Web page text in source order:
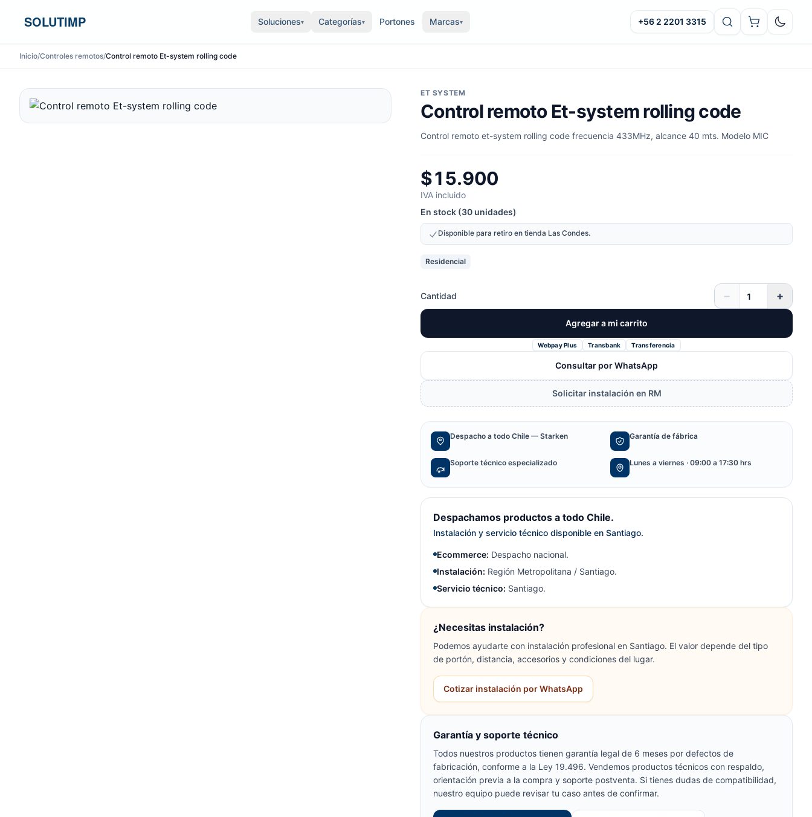
SOLUTIMP Soluciones▾ Categorías▾ Portones Marcas▾ +56 2 2201 3315 Oscuro
Inicio/Controles remotos/Control remoto Et-system rolling code
ET SYSTEM
Control remoto Et-system rolling code
Control remoto et-system rolling code frecuencia 433MHz, alcance 40 mts. Modelo MIC
$15.900
IVA incluido
En stock (30 unidades)
Disponible para retiro en tienda Las Condes.
Residencial
Cantidad − +
Agregar a mi carrito
Webpay Plus Transbank Transferencia
Consultar por WhatsApp
Solicitar instalación en RM
Despacho a todo Chile — Starken Garantía de fábrica
Soporte técnico especializado Lunes a viernes · 09:00 a 17:30 hrs
Despachamos productos a todo Chile.
Instalación y servicio técnico disponible en Santiago.
Ecommerce: Despacho nacional.
Instalación: Región Metropolitana / Santiago.
Servicio técnico: Santiago.
¿Necesitas instalación?
Podemos ayudarte con instalación profesional en Santiago. El valor depende del tipo
de portón, distancia, accesorios y condiciones del lugar.
Cotizar instalación por WhatsApp
Garantía y soporte técnico
Todos nuestros productos tienen garantía legal de 6 meses por defectos de
fabricación, conforme a la Ley 19.496. Vendemos productos técnicos con respaldo,
orientación previa a la compra y soporte postventa. Si tienes dudas de compatibilidad,
nuestro equipo puede revisar tu caso antes de confirmar.